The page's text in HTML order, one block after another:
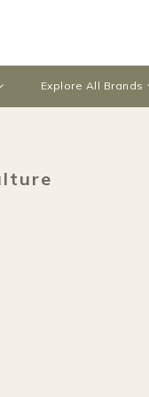
Explore All Brands